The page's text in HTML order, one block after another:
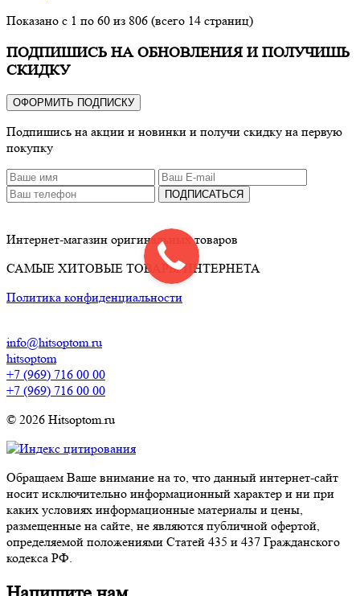
Показано с 1 по 60 из 806 (всего 14 страниц)
ПОДПИШИСЬ НА ОБНОВЛЕНИЯ И ПОЛУЧИШЬ
СКИДКУ
ОФОРМИТЬ ПОДПИСКУ
Подпишись на акции и новинки и получи скидку на первую
покупку
ПОДПИСАТЬСЯ
Интернет-магазин оригинальных товаров
САМЫЕ ХИТОВЫЕ ТОВАРЫ ИНТЕРНЕТА
Политика конфиденциальности
info@hitsoptom.ru
hitsoptom
+7 (969) 716 00 00
+7 (969) 716 00 00
© 2026 Hitsoptom.ru
Обращаем Ваше внимание на то, что данный интернет-сайт
носит исключительно информационный характер и ни при
каких условиях информационные материалы и цены,
размещенные на сайте, не являются публичной офертой,
определяемой положениями Статей 435 и 437 Гражданского
кодекса РФ.